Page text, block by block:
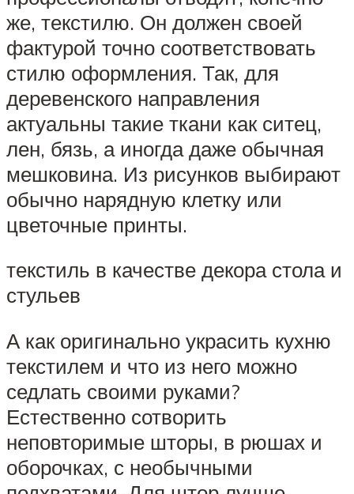
же, текстилю. Он должен своей
фактурой точно соответствовать
стилю оформления. Так, для
деревенского направления
актуальны такие ткани как ситец,
лен, бязь, а иногда даже обычная
мешковина. Из рисунков выбирают
обычно нарядную клетку или
цветочные принты.
текстиль в качестве декора стола и
стульев
А как оригинально украсить кухню
текстилем и что из него можно
седлать своими руками?
Естественно сотворить
неповторимые шторы, в рюшах и
оборочках, с необычными